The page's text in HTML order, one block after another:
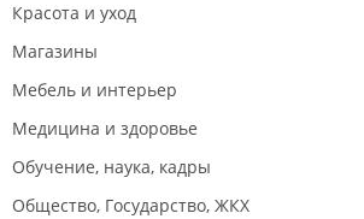
Красота и уход
Магазины
Мебель и интерьер
Медицина и здоровье
Обучение, наука, кадры
Общество, Государство, ЖКХ